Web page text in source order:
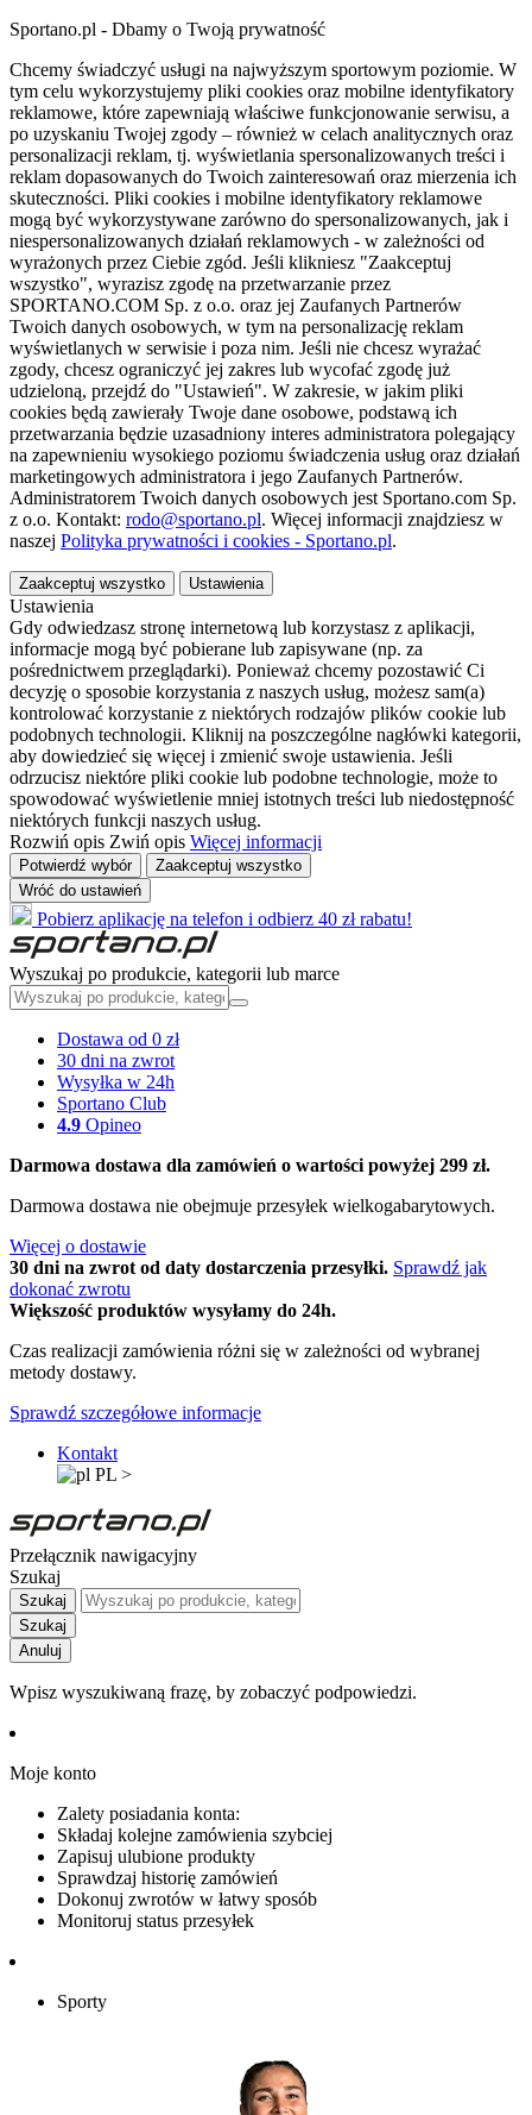
Sportano.pl - Dbamy o Twoją prywatność
Chcemy świadczyć usługi na najwyższym sportowym poziomie. W
tym celu wykorzystujemy pliki cookies oraz mobilne identyfikatory
reklamowe, które zapewniają właściwe funkcjonowanie serwisu, a
po uzyskaniu Twojej zgody – również w celach analitycznych oraz
personalizacji reklam, tj. wyświetlania spersonalizowanych treści i
reklam dopasowanych do Twoich zainteresowań oraz mierzenia ich
skuteczności. Pliki cookies i mobilne identyfikatory reklamowe
mogą być wykorzystywane zarówno do spersonalizowanych, jak i
niespersonalizowanych działań reklamowych - w zależności od
wyrażonych przez Ciebie zgód. Jeśli klikniesz "Zaakceptuj
wszystko", wyrazisz zgodę na przetwarzanie przez
SPORTANO.COM Sp. z o.o. oraz jej Zaufanych Partnerów
Twoich danych osobowych, w tym na personalizację reklam
wyświetlanych w serwisie i poza nim. Jeśli nie chcesz wyrażać
zgody, chcesz ograniczyć jej zakres lub wycofać zgodę już
udzieloną, przejdź do "Ustawień". W zakresie, w jakim pliki
cookies będą zawierały Twoje dane osobowe, podstawą ich
przetwarzania będzie uzasadniony interes administratora polegający
na zapewnieniu wysokiego poziomu świadczenia usług oraz działań
marketingowych administratora i jego Zaufanych Partnerów.
Administratorem Twoich danych osobowych jest Sportano.com Sp.
z o.o. Kontakt: rodo@sportano.pl. Więcej informacji znajdziesz w
naszej Polityka prywatności i cookies - Sportano.pl.
Zaakceptuj wszystko Ustawienia
Ustawienia
Gdy odwiedzasz stronę internetową lub korzystasz z aplikacji,
informacje mogą być pobierane lub zapisywane (np. za
pośrednictwem przeglądarki). Ponieważ chcemy pozostawić Ci
decyzję o sposobie korzystania z naszych usług, możesz sam(a)
kontrolować korzystanie z niektórych rodzajów plików cookie lub
podobnych technologii. Kliknij na poszczególne nagłówki kategorii,
aby dowiedzieć się więcej i zmienić swoje ustawienia. Jeśli
odrzucisz niektóre pliki cookie lub podobne technologie, może to
spowodować wyświetlenie mniej istotnych treści lub niedostępność
niektórych funkcji naszych usług.
Rozwiń opis Zwiń opis Więcej informacji
Potwierdź wybór
Zaakceptuj wszystko
Wróć do ustawień
Pobierz aplikację na telefon i odbierz 40 zł rabatu!
Wyszukaj po produkcie, kategorii lub marce
Dostawa od 0 zł
30 dni na zwrot
Wysyłka w 24h
Sportano Club
4.9 Opineo
Darmowa dostawa dla zamówień o wartości powyżej 299 zł.
Darmowa dostawa nie obejmuje przesyłek wielkogabarytowych.
Więcej o dostawie
30 dni na zwrot od daty dostarczenia przesyłki. Sprawdź jak
dokonać zwrotu
Większość produktów wysyłamy do 24h.
Czas realizacji zamówienia różni się w zależności od wybranej
metody dostawy.
Sprawdź szczegółowe informacje
Kontakt
PL >
Przełącznik nawigacyjny
Szukaj
Szukaj
Szukaj
Anuluj
Wpisz wyszukiwaną frazę, by zobaczyć podpowiedzi.
Moje konto
Zalety posiadania konta:
Składaj kolejne zamówienia szybciej
Zapisuj ulubione produkty
Sprawdzaj historię zamówień
Dokonuj zwrotów w łatwy sposób
Monitoruj status przesyłek
Sporty